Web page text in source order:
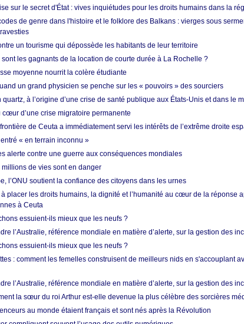
sur le secret d'État : vives inquiétudes pour les droits humains dans la
de genre dans l'histoire et le folklore des Balkans : vierges sous
un tourisme qui dépossède les habitants de leur territoire
sont les gagnants de la location de courte durée à La Rochelle ?
moyenne nourrit la colère étudiante
un grand physicien se penche sur les « pouvoirs » des sourciers
à l’origine d’une crise de santé publique aux États-Unis et dans le
cœur d’une crise migratoire permanente
de Ceuta a immédiatement servi les intérêts de l’extrême droite
« en terrain inconnu »
alerte contre une guerre aux conséquences mondiales
de vies sont en danger
l’ONU soutient la confiance des citoyens dans les urnes
placer les droits humains, la dignité et l’humanité au cœur de la réponse
à Ceuta
essuient-ils mieux que les neufs ?
l’Australie, référence mondiale en matière d’alerte, sur la gestion des
essuient-ils mieux que les neufs ?
: comment les femelles construisent de meilleurs nids en s'accouplant
l’Australie, référence mondiale en matière d’alerte, sur la gestion des
la sœur du roi Arthur est-elle devenue la plus célèbre des sorcières
au monde étaient français et sont nés après la Révolution